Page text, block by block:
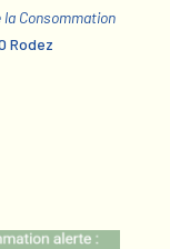
la Consommation
Rodez